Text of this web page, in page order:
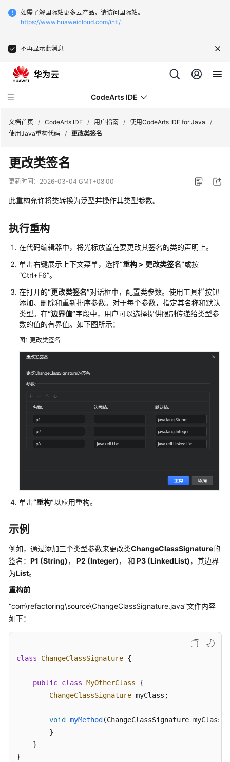
如需了解国际站更多云产品，请访问国际站。
https://www.huaweicloud.com/intl/
不再显示此消息
CodeArts IDE
新
动
品
介
绍
快
入
门
用
户
指
下
载
并
CodeArts
CodeArts
IDE
权
限
客
端
活
文档首页 / CodeArts IDE / 用户指南 / 使用CodeArts IDE for Java
/
使用Java重构代码 / 更改类签名
更改类签名
更新时间： 2026-03-04 GMT+08:00
此重构允许将类转换为泛型并操作其类型参数。
执行重构
在代码编辑器中，将光标放置在要更改其签名的类的声明上。
单击右键展示上下文菜单，选择“重构 > 更改类签名”或按
“Ctrl+F6”。
在打开的“更改类签名”对话框中，配置类参数。使用工具栏按钮
添加、删除和重新排序参数。对于每个参数，指定其名称和默认
类型。在“边界值”字段中，用户可以选择提供限制传递给类型参
数的值的有界值。如下图所示：
图1 更改类签名
单击“重构”以应用重构。
示例
例如，通过添加三个类型参数来更改类ChangeClassSignature的
签名： P1 (String)， P2 (Integer)， 和 P3 (LinkedList)，其边界
为List。
重构前
“com\refactoring\source\ChangeClassSignature.java”文件内容
如下：
class ChangeClassSignature {
public class MyOtherClass {
ChangeClassSignature myClass;
void myMethod (ChangeClassSignature myClass
        }
    }
}